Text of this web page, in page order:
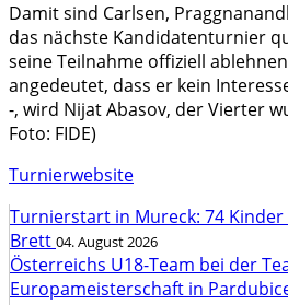
Damit sind Carlsen,
das nächste Kandidatenturnier
seine Teilnahme offiziell
angedeutet, dass er kein
-, wird Nijat Abasov, der Vierter
Foto: FIDE)
Turnierwebsite
Turnierstart in Mureck: 74
Brett 04. August 2026
Österreichs U18-Team bei der
Europameisterschaft in